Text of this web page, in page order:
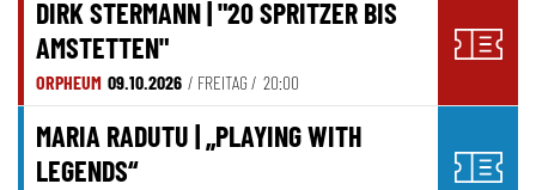
DIRK STERMANN | "20 SPRITZER BIS
AMSTETTEN"
ORPHEUM 09.10.2026 / FREITAG / 20:00
MARIA RADUTU | „PLAYING WITH
LEGENDS“